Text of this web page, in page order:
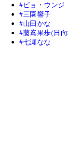
ピョ・ウンジ
三園響子
山田かな
藤嶌果歩(日
七瀬なな